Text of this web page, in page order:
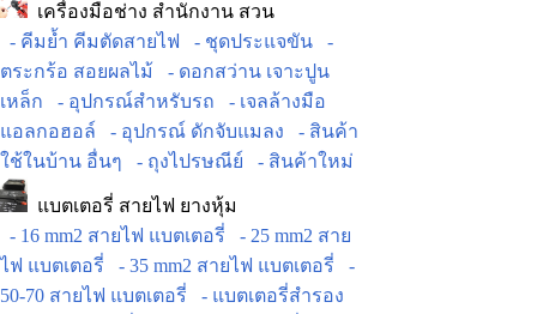
เครื่องมือช่าง สำนักงาน สวน
- คีมย้ำ คีมตัดสายไฟ
- ชุดประแจขัน
-
ตระกร้อ สอยผลไม้
- ดอกสว่าน เจาะปูน
เหล็ก
- อุปกรณ์สำหรับรถ
- เจลล้างมือ
แอลกอฮอล์
- อุปกรณ์ ดักจับแมลง
- สินค้า
ใช้ในบ้าน อื่นๆ
- ถุงไปรษณีย์ - สินค้าใหม่
แบตเตอรี่ สายไฟ ยางหุ้ม
- 16 mm2 สายไฟ แบตเตอรี่
- 25 mm2 สาย
ไฟ แบตเตอรี่
- 35 mm2 สายไฟ แบตเตอรี่
-
50-70 สายไฟ แบตเตอรี่
- แบตเตอรี่สำรอง